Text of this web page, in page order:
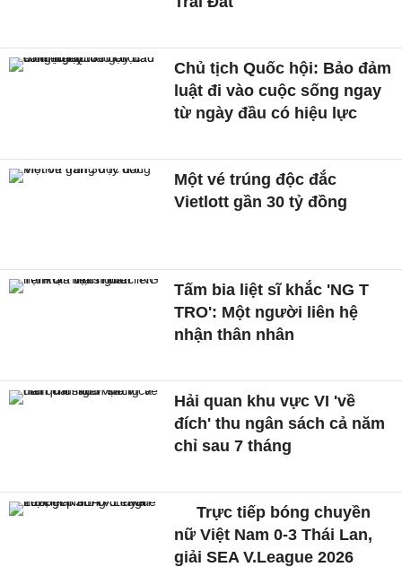
Chủ tịch Quốc hội: Bảo đảm
luật đi vào cuộc sống ngay
từ ngày đầu có hiệu lực
Một vé trúng độc đắc
Vietlott gần 30 tỷ đồng
Tấm bia liệt sĩ khắc 'NG T
TRO': Một người liên hệ
nhận thân nhân
Hải quan khu vực VI 'về
đích' thu ngân sách cả năm
chỉ sau 7 tháng
Trực tiếp bóng chuyền
nữ Việt Nam 0-3 Thái Lan,
giải SEA V.League 2026